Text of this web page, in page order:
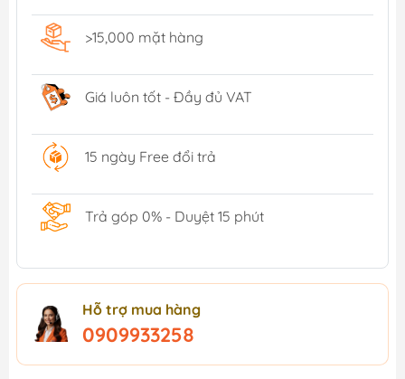
>15,000 mặt hàng
Giá luôn tốt - Đầy đủ VAT
15 ngày Free đổi trả
Trả góp 0% - Duyệt 15 phút
Hỗ trợ mua hàng
0909933258